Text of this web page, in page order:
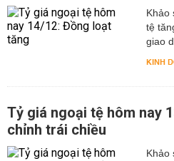
Khảo
tệ
giao
KINH
Tỷ giá ngoại tệ hôm nay
chỉnh trái chiều
Khảo